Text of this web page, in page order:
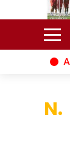
mundo da moda